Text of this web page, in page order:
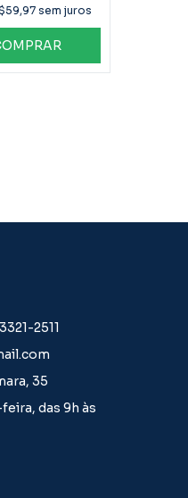
sem juros
2511
35
das 9h às